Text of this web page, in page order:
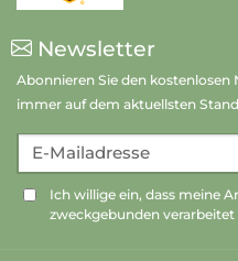
Newsletter
Abonnieren Sie den kostenlosen
immer auf dem aktuellsten
E-Mailadresse
Ich willige ein, dass meine
zweckgebunden verarbeitet